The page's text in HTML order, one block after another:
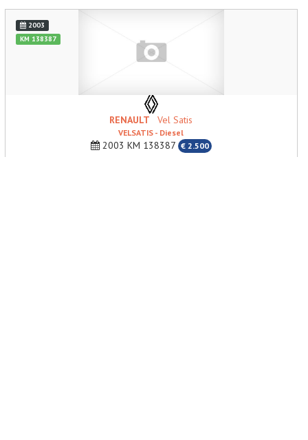
2003
KM 138387
RENAULT Vel Satis
VELSATIS - Diesel
2003 KM 138387 € 2.500